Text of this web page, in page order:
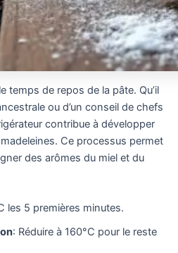
temps de repos de la pâte. Qu’il
ou d’un conseil de chefs
contribue à développer
Ce processus permet
des arômes du miel et du
les 5 premières minutes.
: Réduire à 160°C pour le reste